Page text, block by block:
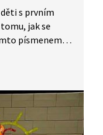
s prvním
jak se
písmenem
školního